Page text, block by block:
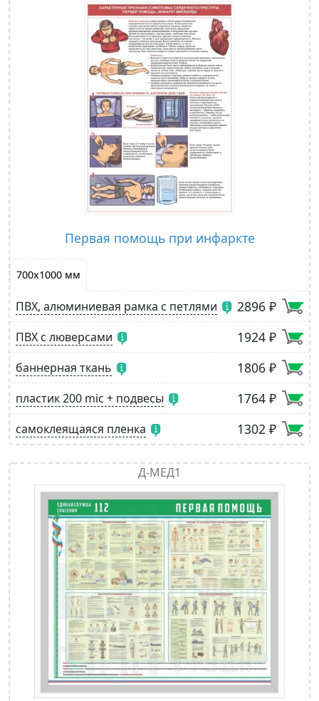
Первая помощь при инфаркте
700х1000 мм
ПВХ, алюминиевая рамка с петлями 2896 ₽
ПВХ с люверсами 1924 ₽
баннерная ткань 1806 ₽
пластик 200 mic + подвесы 1764 ₽
самоклеящаяся пленка 1302 ₽
Д-МЕД1